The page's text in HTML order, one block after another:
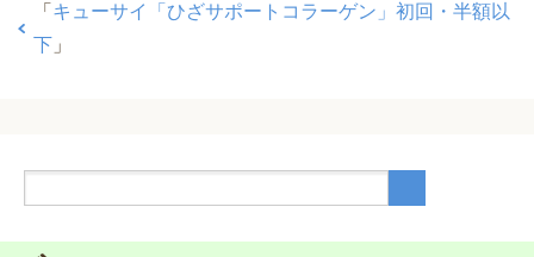
「 キューサイ「ひざサポートコラーゲン」初回・半額以
下 」